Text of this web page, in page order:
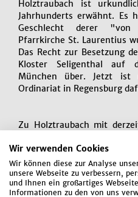
Wir verwenden Cookies
Wir können diese zur Analyse
unsere Webseite zu verbessern,
und Ihnen ein großartiges
Informationen zu den von uns
Holztraubach ist
Jahrhunderts erwähnt. Es
Geschlecht derer
Pfarrkirche St. Laurentius
Das Recht zur Besetzung
Kloster Seligenthal auf
München über. Jetzt ist
Ordinariat in Regensburg
Zu Holztraubach mit
Lehrlbach, Scharn und